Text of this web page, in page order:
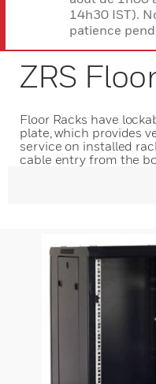
14h30 IST).
patience
ZRS
Floor Racks have
plate, which provides
service on installed
cable entry from the